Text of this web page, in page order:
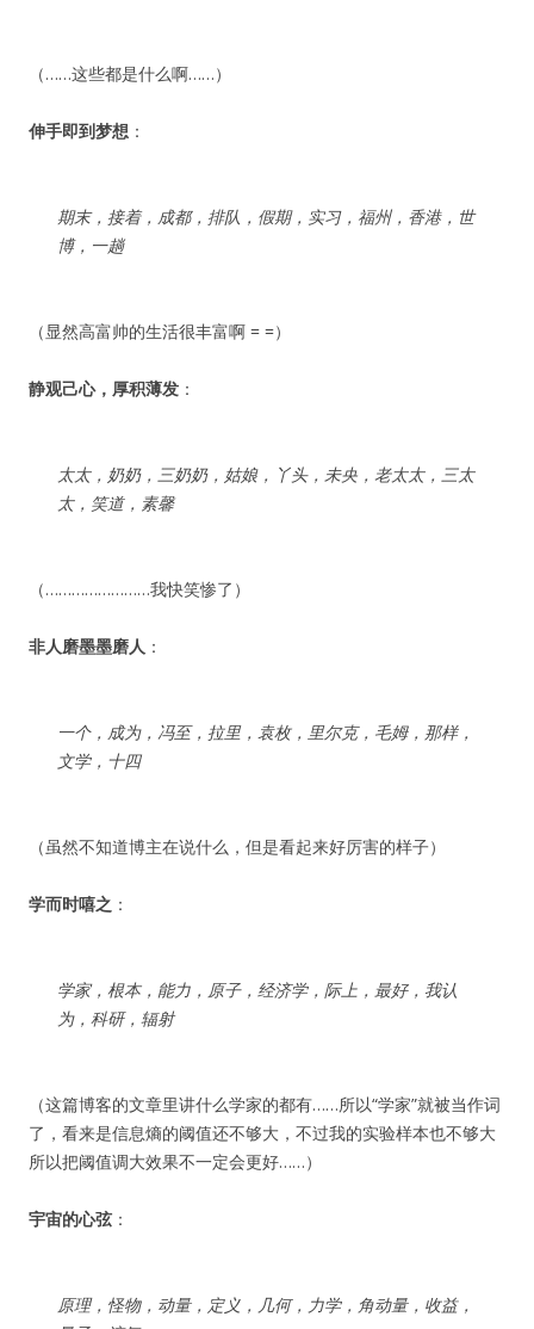
（……这些都是什么啊……）
伸手即到梦想 ：
期末，接着，成都，排队，假期，实习，福州，香港，世
博，一趟
（显然高富帅的生活很丰富啊 = =）
静观己心，厚积薄发 ：
太太，奶奶，三奶奶，姑娘，丫头，未央，老太太，三太
太，笑道，素馨
（……………………我快笑惨了）
非人磨墨墨磨人 ：
一个，成为，冯至，拉里，袁枚，里尔克，毛姆，那样，
文学，十四
（虽然不知道博主在说什么，但是看起来好厉害的样子）
学而时嘻之 ：
学家，根本，能力，原子，经济学，际上，最好，我认
为，科研，辐射
（这篇博客的文章里讲什么学家的都有……所以“学家”就被当作词
了，看来是信息熵的阈值还不够大，不过我的实验样本也不够大
所以把阈值调大效果不一定会更好……）
宇宙的心弦 ：
原理，怪物，动量，定义，几何，力学，角动量，收益，